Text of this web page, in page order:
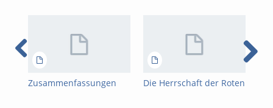
Zusammenfassungen
Die Herrschaft der Roten